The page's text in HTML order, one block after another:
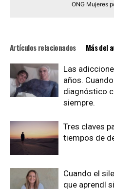
ONG Mujeres
Artículos relacionados Más del
Las
años.
diagnóstico
siempre.
Tres claves
tiempos de
Cuando el
que aprendí